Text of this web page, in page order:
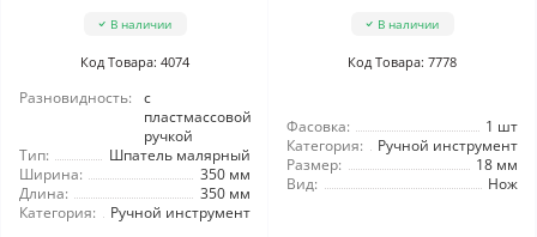
В наличии
Код Товара: 4074
Разновидность:
с
пластмассовой
ручкой
Тип:
Шпатель малярный
Ширина:
350 мм
Длина:
350 мм
Категория:
Ручной инструмент
В наличии
Код Товара: 7778
Фасовка:
1 шт
Категория:
Ручной инструмент
Размер:
18 мм
Вид:
Нож